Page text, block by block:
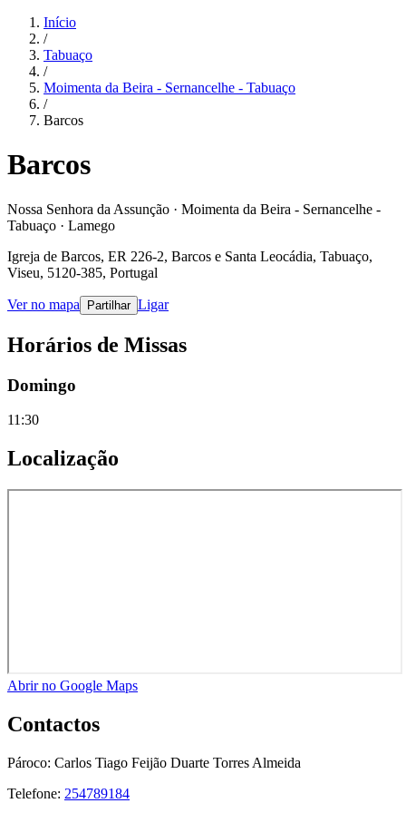
Início
/
Tabuaço
/
Moimenta da Beira - Sernancelhe - Tabuaço
/
Barcos
Barcos
Nossa Senhora da Assunção · Moimenta da Beira - Sernancelhe -
Tabuaço · Lamego
Igreja de Barcos, ER 226-2, Barcos e Santa Leocádia, Tabuaço,
Viseu, 5120-385, Portugal
Ver no mapa Partilhar Ligar
Horários de Missas
Domingo
11:30
Localização
Abrir no Google Maps
Contactos
Pároco: Carlos Tiago Feijão Duarte Torres Almeida
Telefone: 254789184